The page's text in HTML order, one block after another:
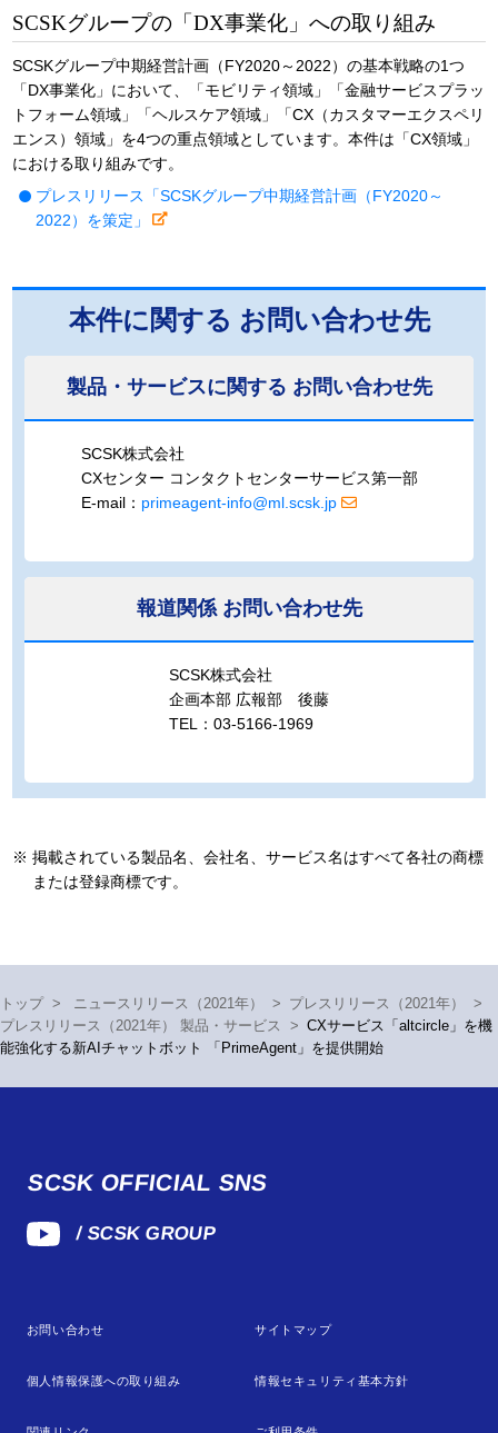
トップ > ニュースリリース（2021年） > プレスリリース（2021年）
>
プレスリリース（2021年） 製品・サービス
> CXサービス「altcircle」を機
能強化する新AIチャットボット 「PrimeAgent」を提供開始
SCSKグループの「DX事業化」への取り組み
SCSKグループ中期経営計画（FY2020～2022）の基本戦略の1つ
「DX事業化」において、「モビリティ領域」「金融サービスプラッ
トフォーム領域」「ヘルスケア領域」「CX（カスタマーエクスペリ
エンス）領域」を4つの重点領域としています。本件は「CX領域」
における取り組みです。
プレスリリース「SCSKグループ中期経営計画（FY2020～
2022）を策定」
本件に関する お問い合わせ先
製品・サービスに関する お問い合わせ先
SCSK株式会社
CXセンター コンタクトセンターサービス第一部
E-mail： primeagent-info@ml.scsk.jp
報道関係お問い合わせ先
SCSK株式会社
企画本部 広報部 後藤
TEL：03-5166-1969
※ 掲載されている製品名、会社名、サービス名はすべて各社の商標
または登録商標です。
SCSK OFFICIAL SNS
/ SCSK GROUP
お問い合わせ サイトマップ
個人情報保護への取り組み 情報セキュリティ基本方針